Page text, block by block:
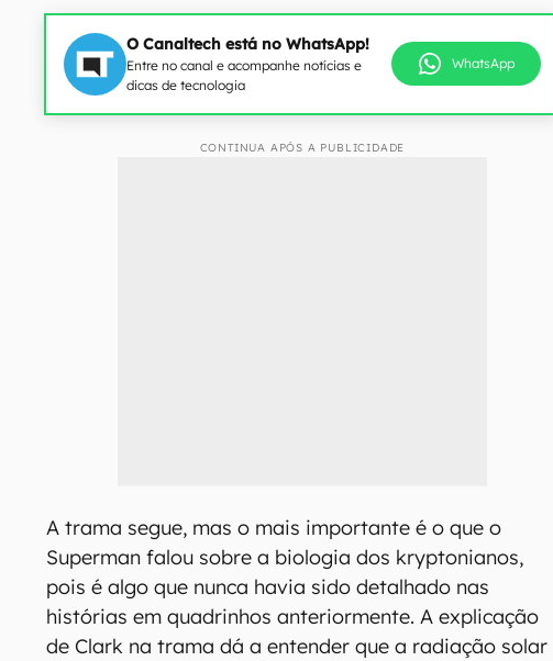
O Canaltech está no WhatsApp!
Entre no canal e acompanhe notícias e
dicas de tecnologia
WhatsApp
CONTINUA APÓS A PUBLICIDADE
A trama segue, mas o mais importante é o que o
Superman falou sobre a biologia dos kryptonianos,
pois é algo que nunca havia sido detalhado nas
histórias em quadrinhos anteriormente. A explicação
de Clark na trama dá a entender que a radiação solar